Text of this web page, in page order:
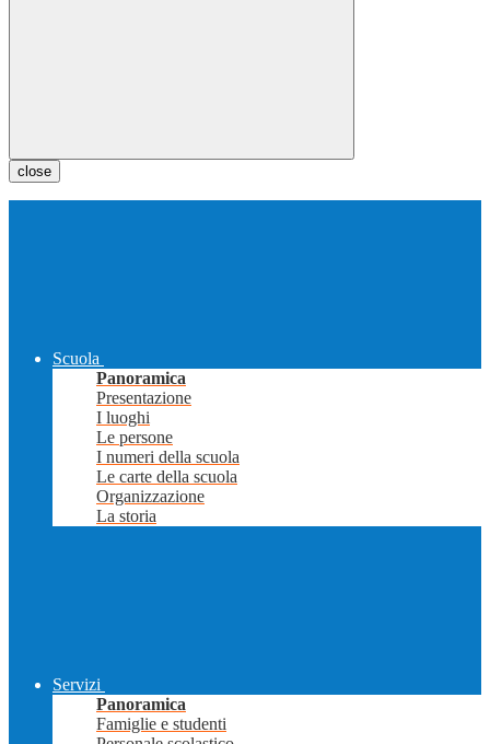
close
Scuola
Panoramica
Presentazione
I luoghi
Le persone
I numeri della scuola
Le carte della scuola
Organizzazione
La storia
Servizi
Panoramica
Famiglie e studenti